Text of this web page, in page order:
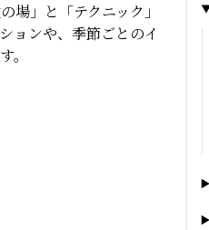
場」と「テクニック」
ョンや、季節ごとのイ
。